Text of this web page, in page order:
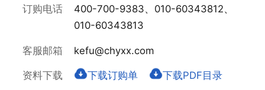
订购电话
400-700-9383、010-60343812、
010-60343813
客服邮箱 kefu@chyxx.com
资料下载 下载订购单 下载PDF目录